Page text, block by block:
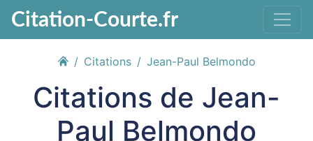
Citation-Courte.fr
Citations Jean-Paul Belmondo
Citations de Jean-
Paul Belmondo